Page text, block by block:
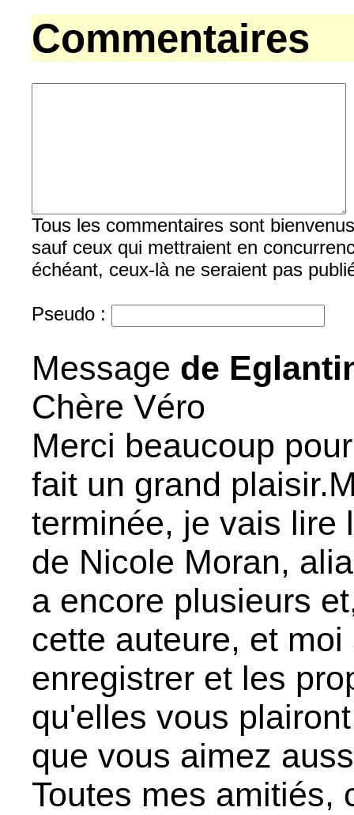
Commentaires
Tous les commentaires sont
sauf ceux qui mettraient en
échéant, ceux-là ne seraient pas
Pseudo :
Message de
Chère Véro
Merci beaucoup
fait un grand
terminée, je vais lire
de Nicole Moran,
a encore plusieurs
cette auteure, et
enregistrer et les
qu'elles vous
que vous aimez
Toutes mes amitiés,